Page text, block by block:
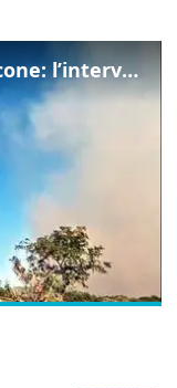
Incendio tra Duino e Monfalcone: l’intervento dei vigili del fuoco